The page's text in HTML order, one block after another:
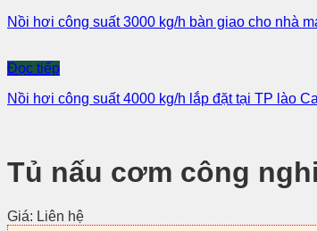
Nồi hơi công suất 3000 kg/h bàn giao cho nhà
Đọc tiếp
Nồi hơi công suất 4000 kg/h lắp đặt tại TP lào
Tủ nấu cơm công
Giá: Liên hệ